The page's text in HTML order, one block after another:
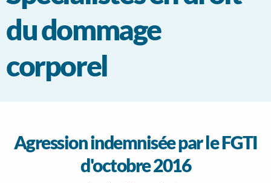
du dommage
corporel
Agression indemnisée par le FGTI
d'octobre 2016